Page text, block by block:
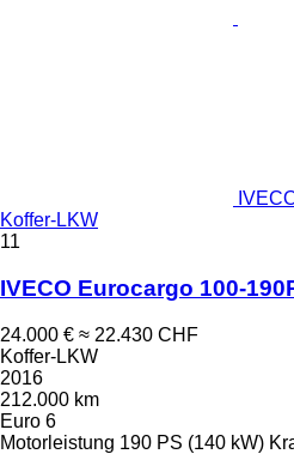
Koffer-LKW
11
IVECO Eurocargo 100-
24.000 € ≈ 22.430 CHF
Koffer-LKW
2016
212.000 km
Euro 6
Motorleistung 190 PS (140 kW)